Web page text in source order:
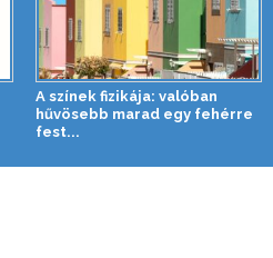
A színek fizikája: valóban
hűvösebb marad egy fehérre
fest...